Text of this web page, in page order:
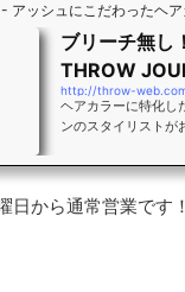
アッシュにこだわったヘ
ブリーチ無し
THROW
http://throw-
ヘアカラーに特化し
ンのスタイリストが
日から通常営業です